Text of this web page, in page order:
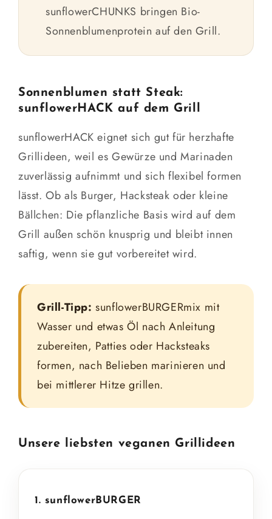
sunflowerCHUNKS bringen Bio-
Sonnenblumenprotein auf den Grill.
Sonnenblumen statt Steak:
sunflowerHACK auf dem Grill
sunflowerHACK eignet sich gut für herzhafte
Grillideen, weil es Gewürze und Marinaden
zuverlässig aufnimmt und sich flexibel formen
lässt. Ob als Burger, Hacksteak oder kleine
Bällchen: Die pflanzliche Basis wird auf dem
Grill außen schön knusprig und bleibt innen
saftig, wenn sie gut vorbereitet wird.
Grill-Tipp: sunflowerBURGERmix mit
Wasser und etwas Öl nach Anleitung
zubereiten, Patties oder Hacksteaks
formen, nach Belieben marinieren und
bei mittlerer Hitze grillen.
Unsere liebsten veganen Grillideen
1. sunflowerBURGER